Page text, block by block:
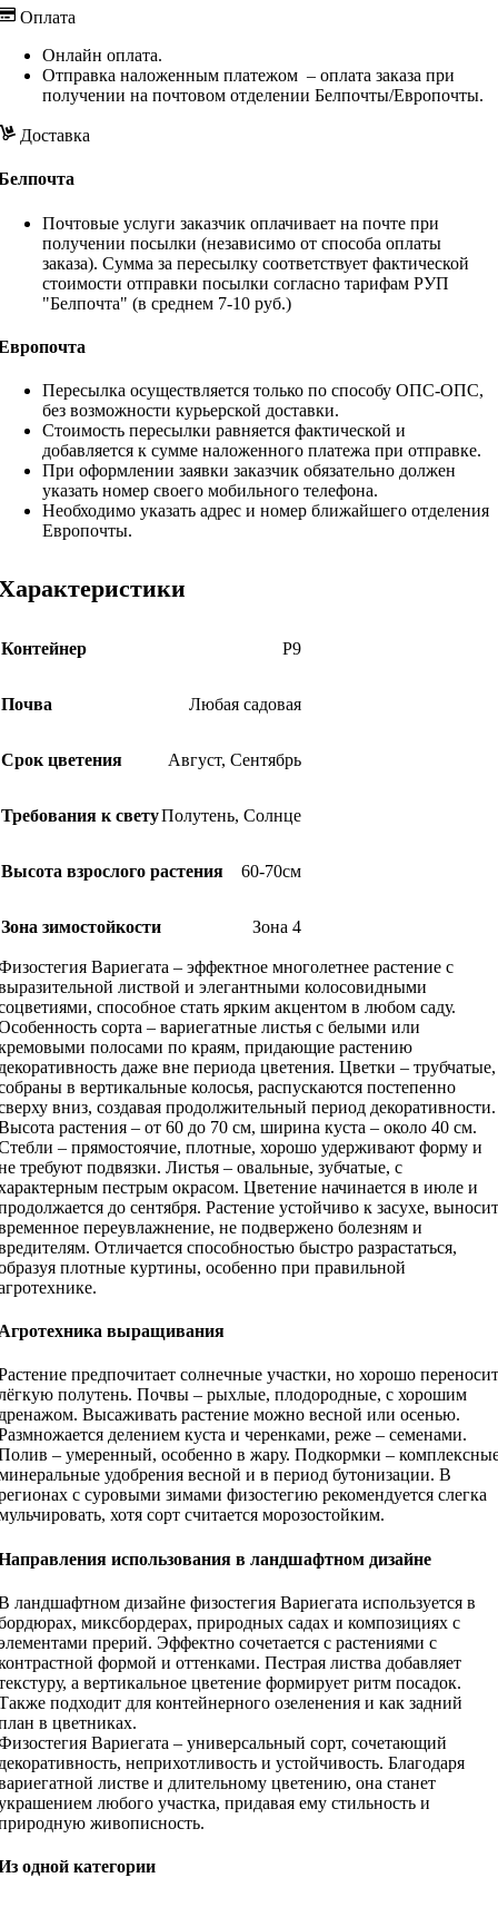
Оплата
Онлайн оплата.
Отправка наложенным платежом – оплата заказа при
получении на почтовом отделении Белпочты/Европочты.
Доставка
Почтовые услуги заказчик оплачивает на почте при
получении посылки (независимо от способа оплаты
заказа). Сумма за пересылку соответствует фактической
стоимости отправки посылки согласно тарифам РУП
"Белпочта" (в среднем 7-10 руб.)
Пересылка осуществляется только по способу ОПС-ОПС,
без возможности курьерской доставки.
Стоимость пересылки равняется фактической и
добавляется к сумме наложенного платежа при отправке.
При оформлении заявки заказчик обязательно должен
указать номер своего мобильного телефона.
Необходимо указать адрес и номер ближайшего отделения
Европочты.
Контейнер Р9
Почва Любая садовая
Срок цветения Август, Сентябрь
Требования к светуПолутень, Солнце
Высота взрослого растения 60-70см
Зона зимостойкости Зона 4
Вариегата – эффектное многолетнее растение с
листвой и элегантными колосовидными
способное стать ярким акцентом в любом саду.
сорта – вариегатные листья с белыми или
полосами по краям, придающие растению
даже вне периода цветения. Цветки – трубчатые,
в вертикальные колосья, распускаются постепенно
вниз, создавая продолжительный период декоративности.
растения – от 60 до 70 см, ширина куста – около 40 см.
– прямостоячие, плотные, хорошо удерживают форму и
требуют подвязки. Листья – овальные, зубчатые, с
пестрым окрасом. Цветение начинается в июле и
до сентября. Растение устойчиво к засухе, выносит
переувлажнение, не подвержено болезням и
Отличается способностью быстро разрастаться,
плотные куртины, особенно при правильной
выращивания
предпочитает солнечные участки, но хорошо переносит
полутень. Почвы – рыхлые, плодородные, с хорошим
Высаживать растение можно весной или осенью.
делением куста и черенками, реже – семенами.
– умеренный, особенно в жару. Подкормки –
удобрения весной и в период бутонизации. В
с суровыми зимами физостегию рекомендуется слегка
хотя сорт считается морозостойким.
использования в ландшафтном дизайне
ландшафтном дизайне физостегия Вариегата используется в
миксбордерах, природных садах и композициях с
прерий. Эффектно сочетается с растениями с
формой и оттенками. Пестрая листва добавляет
а вертикальное цветение формирует ритм посадок.
подходит для контейнерного озеленения и как задний
в цветниках.
Вариегата – универсальный сорт, сочетающий
неприхотливость и устойчивость. Благодаря
листве и длительному цветению, она станет
любого участка, придавая ему стильность и
живописность.
одной категории